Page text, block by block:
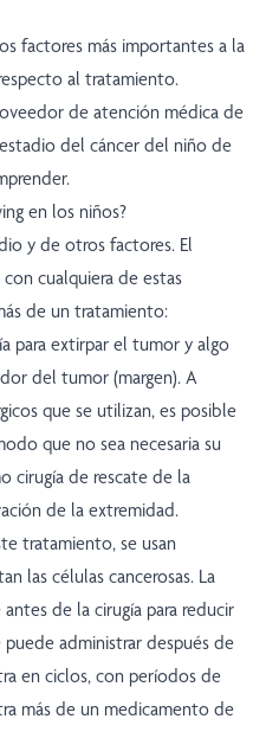
factores más importantes a la
al tratamiento.
de atención médica de
del cáncer del niño de
en los niños?
y de otros factores. El
cualquiera de estas
de un tratamiento:
para extirpar el tumor y algo
del tumor (margen). A
que se utilizan, es posible
que no sea necesaria su
cirugía de rescate de la
de la extremidad.
tratamiento, se usan
las células cancerosas. La
de la cirugía para reducir
administrar después de
en ciclos, con períodos de
más de un medicamento de